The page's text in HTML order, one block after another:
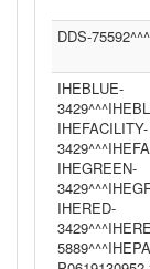
DDS-
IHEBLUE-
IHEFACILITY-
IHEGREEN-
IHERED-